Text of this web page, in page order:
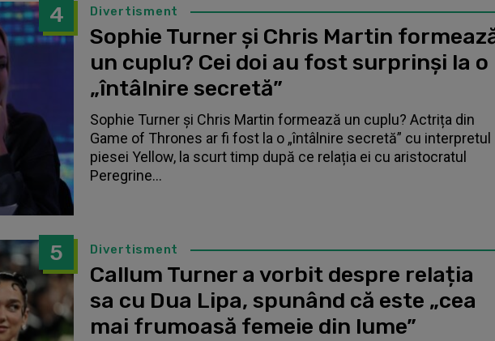
4 Divertisment
Sophie Turner și Chris Martin
un cuplu? Cei doi au fost surprinși la o
„întâlnire secretă”
Sophie Turner și Chris Martin formează un cuplu? Actrița din
Game of Thrones ar fi fost la o „întâlnire secretă” cu interpretul
piesei Yellow, la scurt timp după ce relația ei cu aristocratul
Peregrine...
5 Divertisment
Callum Turner a vorbit despre relația
sa cu Dua Lipa, spunând că este „cea
mai frumoasă femeie din lume”